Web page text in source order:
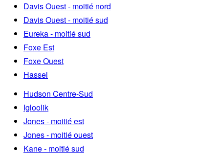
Davis Ouest - moitié nord
Davis Ouest - moitié sud
Eureka - moitié sud
Foxe Est
Foxe Ouest
Hassel
Hudson Centre-Sud
Igloolik
Jones - moitié est
Jones - moitié ouest
Kane - moitié sud